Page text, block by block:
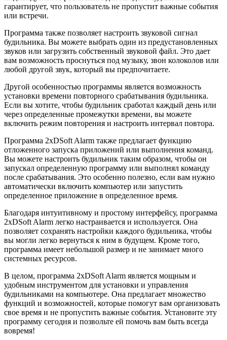
гарантирует, что пользователь не пропустит важные события
или встречи.
Программа также позволяет настроить звуковой сигнал
будильника. Вы можете выбрать один из предустановленных
звуков или загрузить собственный звуковой файл. Это дает
вам возможность проснуться под музыку, звон колоколов или
любой другой звук, который вы предпочитаете.
Другой особенностью программы является возможность
установки времени повторного срабатывания будильника.
Если вы хотите, чтобы будильник сработал каждый день или
через определенные промежутки времени, вы можете
включить режим повторения и настроить интервал повтора.
Программа 2xDSoft Alarm также предлагает функцию
отложенного запуска приложений или выполнения команд.
Вы можете настроить будильник таким образом, чтобы он
запускал определенную программу или выполнял команду
после срабатывания. Это особенно полезно, если вам нужно
автоматически включить компьютер или запустить
определенное приложение в определенное время.
Благодаря интуитивному и простому интерфейсу, программа
2xDSoft Alarm легко настраивается и используется. Она
позволяет сохранять настройки каждого будильника, чтобы
вы могли легко вернуться к ним в будущем. Кроме того,
программа имеет небольшой размер и не занимает много
системных ресурсов.
В целом, программа 2xDSoft Alarm является мощным и
удобным инструментом для установки и управления
будильниками на компьютере. Она предлагает множество
функций и возможностей, которые помогут вам организовать
свое время и не пропустить важные события. Установите эту
программу сегодня и позвольте ей помочь вам быть всегда
вовремя!